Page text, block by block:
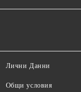
Лични Данни
Общи условия